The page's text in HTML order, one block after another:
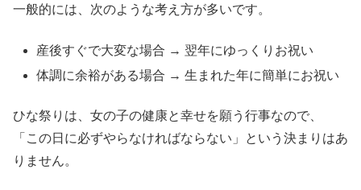
一般的には、次のような考え方が多いです。
産後すぐで大変な場合 → 翌年にゆっくりお祝い
体調に余裕がある場合 → 生まれた年に簡単にお祝い
ひな祭りは、女の子の健康と幸せを願う行事なので、
「この日に必ずやらなければならない」という決まりはあ
りません。